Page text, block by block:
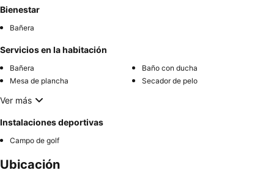
Bienestar
Bañera
Servicios en la habitación
Bañera
Baño con ducha
Mesa de plancha
Secador de pelo
Ver más
Instalaciones deportivas
Campo de golf
Ubicación